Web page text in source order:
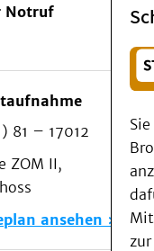
oder
Wählen Sie ein
Notruf
81 – 17012
ZOM II,
ansehen
Mit
Menü
Patienten &
Kliniken/
Als
Beratung
Notfall
Forschung &